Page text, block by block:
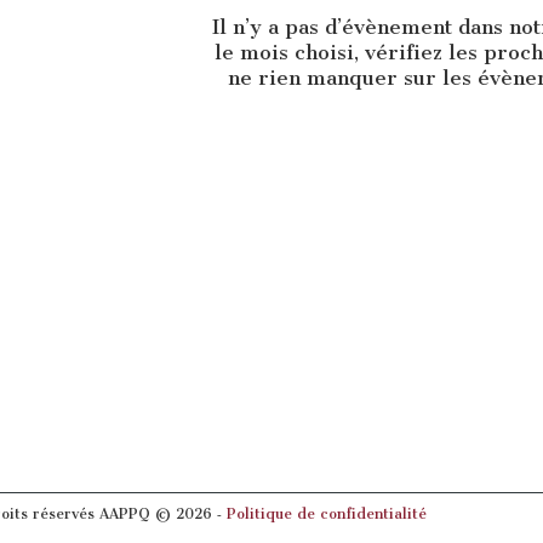
Il n’y a pas d’évènement dans
le mois choisi, vérifiez les
ne rien manquer sur les
réservés AAPPQ © 2026 ‐ Politique de confidentialité